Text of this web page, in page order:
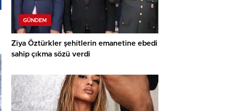
GÜNDEM
Ziya Öztürkler şehitlerin emanetine ebedi
sahip çıkma sözü verdi